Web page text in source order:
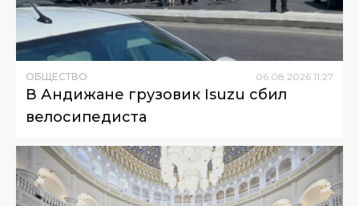
ОБЩЕСТВО 06.08.2026 11:27
В Андижане грузовик Isuzu сбил
велосипедиста